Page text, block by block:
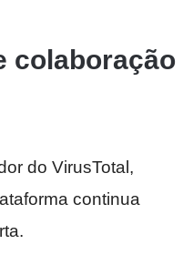
colaboração
do VirusTotal,
continua